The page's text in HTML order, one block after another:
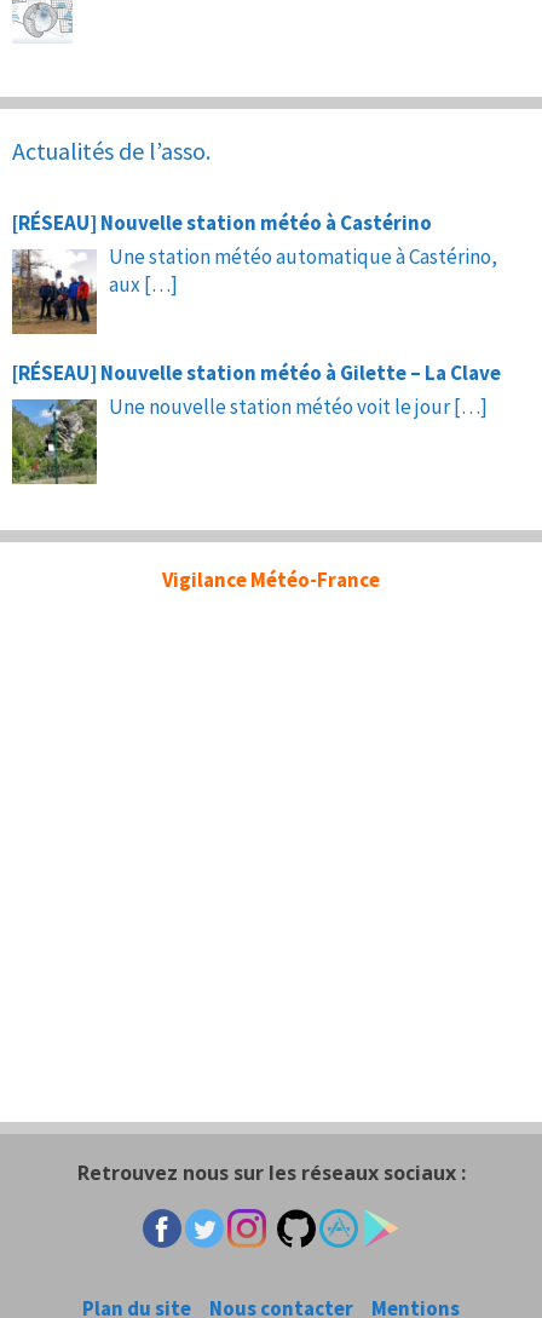
Actualités de l’asso.
[RÉSEAU] Nouvelle station météo à Castérino
Une station météo automatique à Castérino,
aux […]
[RÉSEAU] Nouvelle station météo à Gilette – La Clave
Une nouvelle station météo voit le jour[…]
Vigilance Météo-France
Retrouvez nous sur les réseaux sociaux :
Plan du site Nous contacter Mentions